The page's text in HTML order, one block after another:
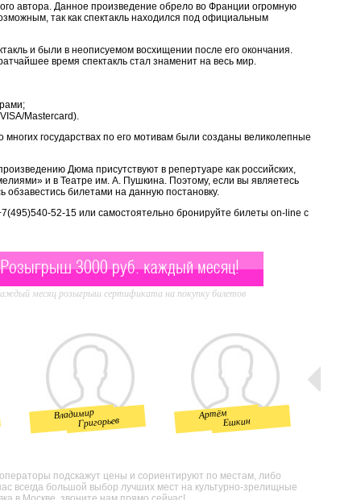
автора. Данное произведение обрело во Франции огромную
так как спектакль находился под официальным
и были в неописуемом восхищении после его окончания.
время спектакль стал знаменит на весь мир.
Mastercard).
государствах по его мотивам были созданы великолепные
Дюма присутствуют в репертуаре как российских,
и в Театре им. А. Пушкина. Поэтому, если вы являетесь
обзавестись билетами на данную постановку.
52-15 или самостоятельно бронируйте билеты on-line с
Розыгрыш 3000 руб. каждый месяц!
месяц розыгрыш сертификата на покупку билетов
Владимир
Григорьев
Артём
Ешкин
подскажут цены и сориентируют по местам, либо
всегда большой выбор лучших мест на культурно-зрелищные